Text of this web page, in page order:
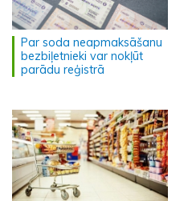
Par soda neapmaksāšanu
bezbiļetnieki var nokļūt
parādu reģistrā